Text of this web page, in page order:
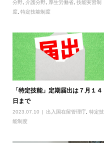
分野, 介護分野, 厚生労働省, 技能実習制
度, 特定技能制度
「特定技能」定期届出は７月１４
日まで
2023.07.10 出入国在留管理庁, 特定技
能制度